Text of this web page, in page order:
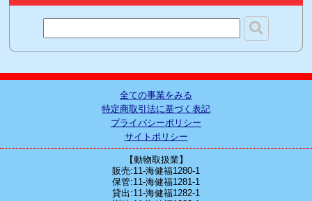
全ての事業をみる
特定商取引法に基づく表記
プライバシーポリシー
サイトポリシー
【動物取扱業】
販売:11-海健福1280-1
保管:11-海健福1281-1
貸出:11-海健福1282-1